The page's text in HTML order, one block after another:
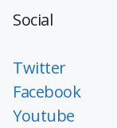
Social
Twitter
Facebook
Youtube